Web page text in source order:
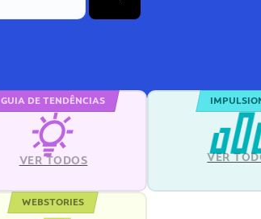
GUIA DE TENDÊNCIAS
VER TODOS VER
WEBSTORIES